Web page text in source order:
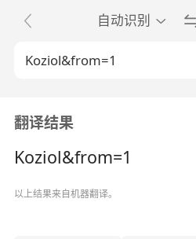
自动识别
翻译结果
Koziol&from=1
以上结果来自机器翻译。